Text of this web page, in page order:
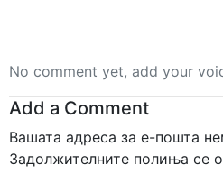
No comment yet, add your
Add a Comment
Вашата адреса за е-пошта
Задолжителните полиња се